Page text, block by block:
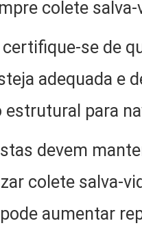
colete salva-
se de
adequada e
para
devem
colete salva-
aumentar